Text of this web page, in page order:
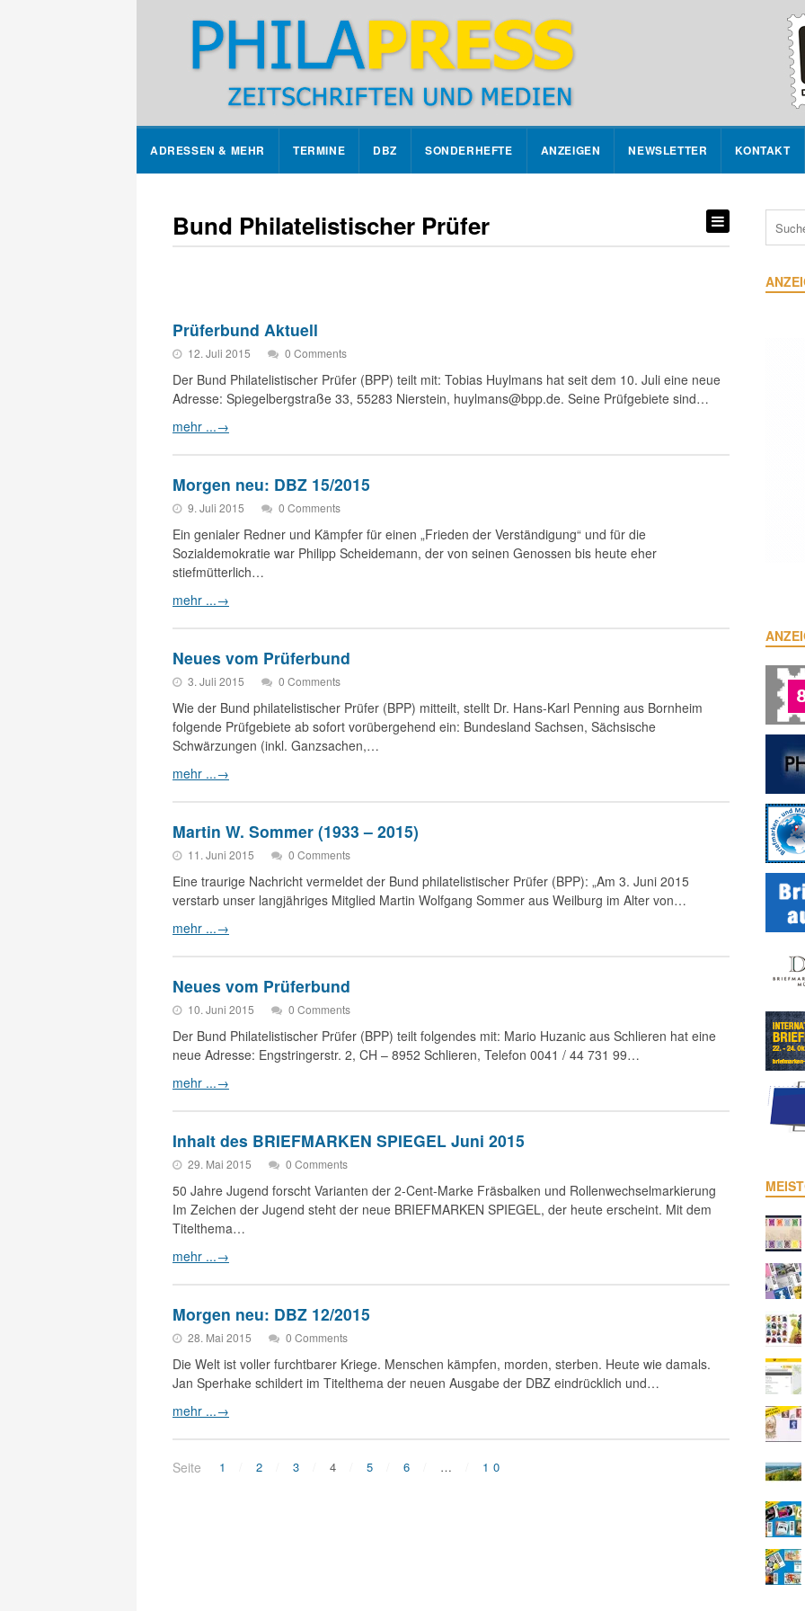
ADRESSEN & MEHR TERMINE DBZ SONDERHEFTE ANZEIGEN NEWSLETTER KONTAKT
Bund Philatelistischer Prüfer
Prüferbund Aktuell
12. Juli 2015 0 Comments
Der Bund Philatelistischer Prüfer (BPP) teilt mit: Tobias Huylmans hat seit dem 10. Juli eine neue
Adresse: Spiegelbergstraße 33, 55283 Nierstein, huylmans@bpp.de. Seine Prüfgebiete sind…
mehr ...→
Morgen neu: DBZ 15/2015
9. Juli 2015 0 Comments
Ein genialer Redner und Kämpfer für einen „Frieden der Verständigung“ und für die
Sozialdemokratie war Philipp Scheidemann, der von seinen Genossen bis heute eher
stiefmütterlich…
mehr ...→
Neues vom Prüferbund
3. Juli 2015 0 Comments
Wie der Bund philatelistischer Prüfer (BPP) mitteilt, stellt Dr. Hans-Karl Penning aus Bornheim
folgende Prüfgebiete ab sofort vorübergehend ein: Bundesland Sachsen, Sächsische
Schwärzungen (inkl. Ganzsachen,…
mehr ...→
Martin W. Sommer (1933 – 2015)
11. Juni 2015 0 Comments
Eine traurige Nachricht vermeldet der Bund philatelistischer Prüfer (BPP): „Am 3. Juni 2015
verstarb unser langjähriges Mitglied Martin Wolfgang Sommer aus Weilburg im Alter von…
mehr ...→
Neues vom Prüferbund
10. Juni 2015 0 Comments
Der Bund Philatelistischer Prüfer (BPP) teilt folgendes mit: Mario Huzanic aus Schlieren hat eine
neue Adresse: Engstringerstr. 2, CH – 8952 Schlieren, Telefon 0041 / 44 731 99…
mehr ...→
Inhalt des BRIEFMARKEN SPIEGEL Juni 2015
29. Mai 2015 0 Comments
50 Jahre Jugend forscht Varianten der 2-Cent-Marke Fräsbalken und Rollenwechselmarkierung
Im Zeichen der Jugend steht der neue BRIEFMARKEN SPIEGEL, der heute erscheint. Mit dem
Titelthema…
mehr ...→
Morgen neu: DBZ 12/2015
28. Mai 2015 0 Comments
Die Welt ist voller furchtbarer Kriege. Menschen kämpfen, morden, sterben. Heute wie damals.
Jan Sperhake schildert im Titelthema der neuen Ausgabe der DBZ eindrücklich und…
mehr ...→
Seite 1 2 3 4 5 6 … 10